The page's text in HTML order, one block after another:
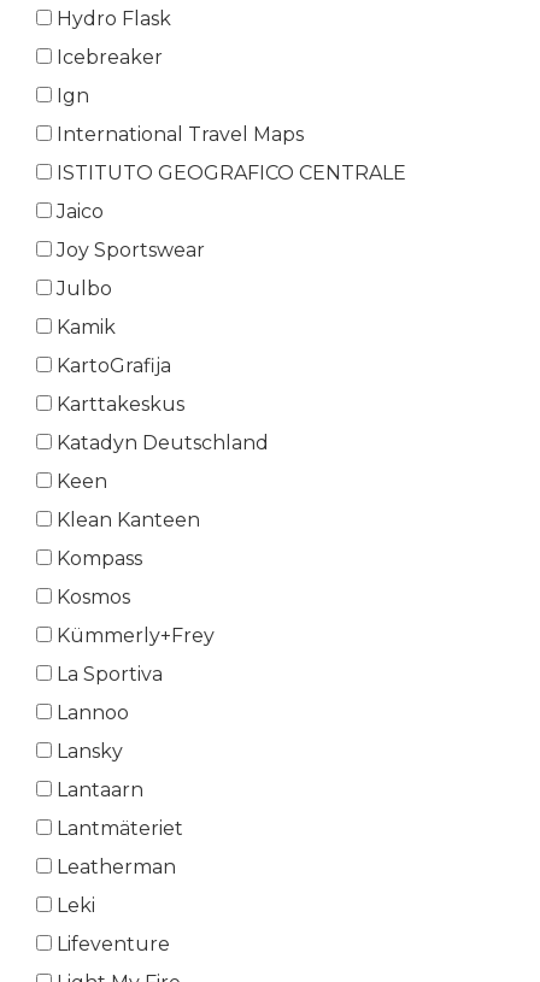
Hydro Flask
Icebreaker
Ign
International Travel Maps
ISTITUTO GEOGRAFICO CENTRALE
Jaico
Joy Sportswear
Julbo
Kamik
KartoGrafija
Karttakeskus
Katadyn Deutschland
Keen
Klean Kanteen
Kompass
Kosmos
Kümmerly+Frey
La Sportiva
Lannoo
Lansky
Lantaarn
Lantmäteriet
Leatherman
Leki
Lifeventure